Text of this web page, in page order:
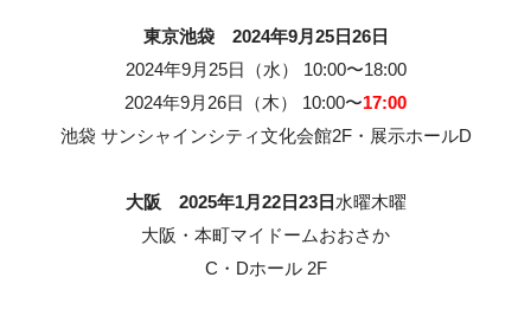
東京池袋 2024年9月25日26日
2024年9月25日（水） 10:00〜18:00
2024年9月26日（木） 10:00〜17:00
池袋 サンシャインシティ文化会館2F・展示ホールD
大阪 2025年1月22日23日 水曜木曜
大阪・本町マイドームおおさか
C・Dホール 2F